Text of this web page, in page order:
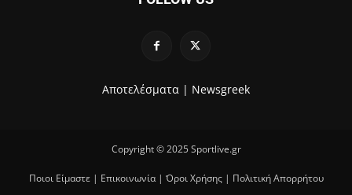
Αποτελέσματα | Newsgreek
Copyright © 2025 Sportlive.gr
Ποιοι Είμαστε| Επικοινωνία| Όροι Χρήσης| Πολιτική Απορρήτου